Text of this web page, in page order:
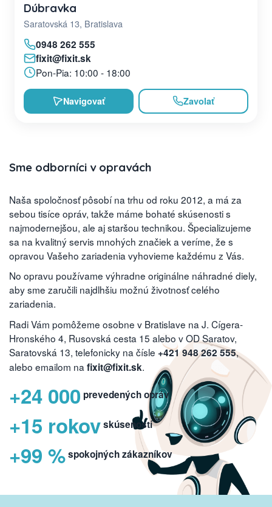
Dúbravka
Saratovská 13, Bratislava
0948 262 555
fixit@fixit.sk
Pon-Pia: 10:00 - 18:00
Navigovať Zavolať
Sme odborníci v opravách
Naša spoločnosť pôsobí na trhu od roku 2012, a má za
sebou tisíce opráv, takže máme bohaté skúsenosti s
najmodernejšou, ale aj staršou technikou. Špecializujeme
sa na kvalitný servis mnohých značiek a veríme, že s
opravou Vašeho zariadenia vyhovieme každému z Vás.
No opravu používame výhradne originálne náhradné diely,
aby sme zaručili najdlhšiu možnú životnosť celého
zariadenia.
Radi Vám pomôžeme osobne v Bratislave na J. Cígera-
Hronského 4, Rusovská cesta 15 alebo v OD Saratov,
Saratovská 13, telefonicky na čísle +421 948 262 555,
alebo emailom na fixit@fixit.sk.
+24 000 prevedených opráv
+15 rokovskúseností
+99 %spokojných zákazníkov